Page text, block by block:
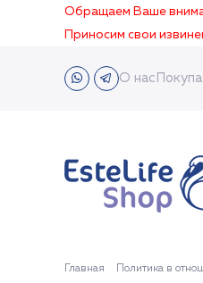
Обращаем Ваше
Приносим свои
О нас
Главная Политика в